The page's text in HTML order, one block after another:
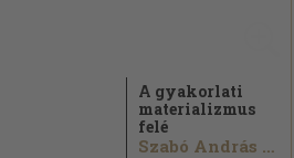
A gyakorlati
materializmus
felé
Szabó András György